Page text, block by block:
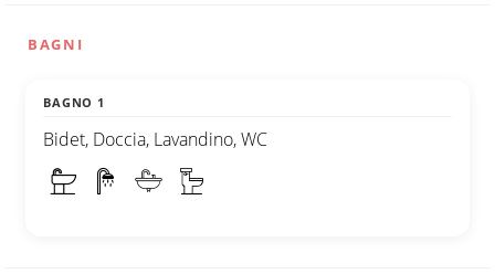
BAGNI
BAGNO 1
Bidet, Doccia, Lavandino, WC